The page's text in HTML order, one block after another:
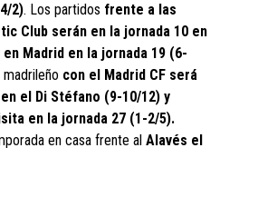
2). Los partidos frente a las
Club serán en la jornada 10 en
Madrid en la jornada 19 (6-
con el Madrid CF será
el Di Stéfano (9-10/12) y
en la jornada 27 (1-2/5).
en casa frente alAlavés el